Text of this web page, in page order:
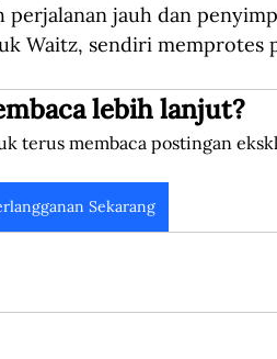
jauh dan
Waitz, sendiri memprotes
lebih lanjut?
terus membaca postingan
Sekarang